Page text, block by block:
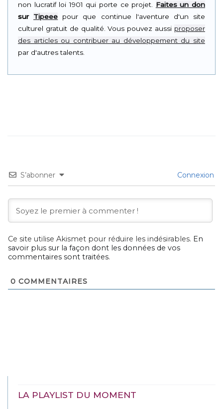
non lucratif loi 1901 qui porte ce projet. Faites un don
sur Tipeee pour que continue l'aventure d'un site
culturel gratuit de qualité. Vous pouvez aussi proposer
des articles ou contribuer au développement du site
par d'autres talents.
S’abonner Connexion
Ce site utilise Akismet pour réduire les indésirables. En
savoir plus sur la façon dont les données de vos
commentaires sont traitées.
0 COMMENTAIRES
LA PLAYLIST DU MOMENT